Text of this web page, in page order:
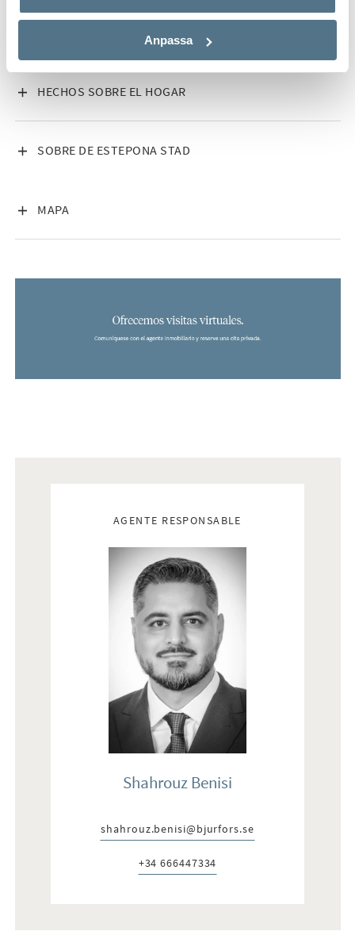
Anpassa
nosotros y le ayudaremos a encontrar la casa de sus sueños.
HECHOS SOBRE EL HOGAR
VISA INNEHÅLL
SOBRE DE ESTEPONA STAD
VISA INNEHÅLL
MAPA
VISA INNEHÅLL
AGENTE RESPONSABLE
Shahrouz Benisi
E-post:
shahrouz.benisi@bjurfors.se
Telefon:
+34 666447334